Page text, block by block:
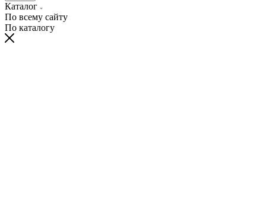
Каталог
По всему сайту
По каталогу